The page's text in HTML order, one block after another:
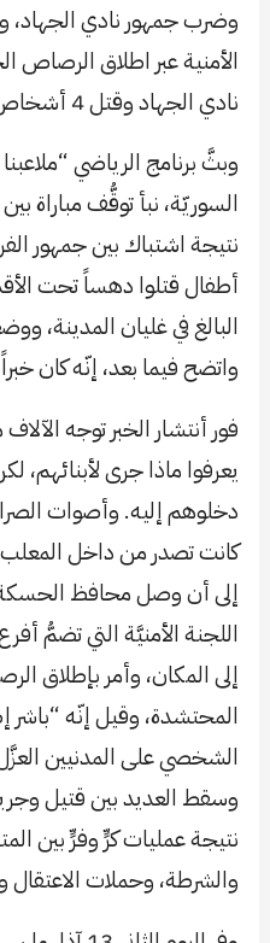
وضرب جمهور نادي الجهاد،
الأمنية عبر اطلاق الرصاص
نادي الجهاد وقتل 4 أشخاص على الفور.
وبثَّ برنامج الرياضي
السوريّة، نبأ توقُّف مباراة
نتيجة اشتباك بين جمهور
أطفال قتلوا دهساً تحت
البالغ في غليان المدينة،
واتضح فيما بعد، إنّه كان
فور أنتشار الخبر توجه
يعرفوا ماذا جرى
دخلوهم إليه. وأصوات
كانت تصدر من داخل المعلب.
إلى أن وصل محافظ
اللجنة الأمنيَّة التي تضمُّ
إلى المكان، وأمر بإطلاق
المحتشدة، وقيل إنّه
الشخصي على المدنيين
وسقط العديد بين قتيل
نتيجة عمليات كرٍّ وفرٍّ بين
والشرطة، وحملات الاعتقال